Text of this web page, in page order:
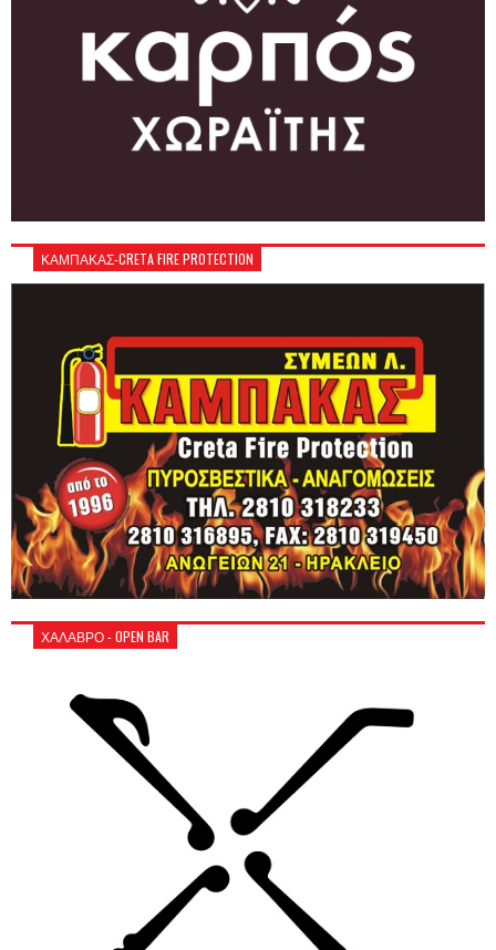
ΚΑΜΠΑΚΑΣ-CRETA FIRE PROTECTION
ΧΑΛΑΒΡΟ - OPEN BAR